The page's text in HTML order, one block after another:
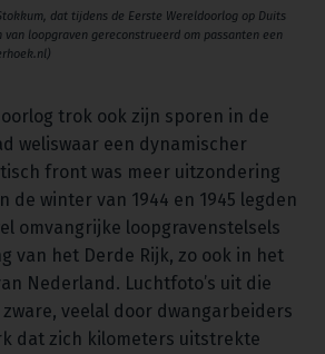
dat tijdens de Eerste Wereldoorlog op Duits
loopgraven gereconstrueerd om passanten een
trok ook zijn sporen in de
weliswaar een dynamischer
front was meer uitzondering
de winter van 1944 en 1945 legden
omvangrijke loopgravenstelsels
van het Derde Rijk, zo ook in het
Nederland. Luchtfoto’s uit die
veelal door dwangarbeiders
dat zich kilometers uitstrekte